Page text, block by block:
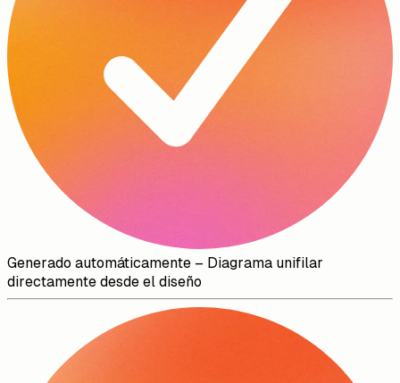
Generado automáticamente – Diagrama unifilar
directamente desde el diseño